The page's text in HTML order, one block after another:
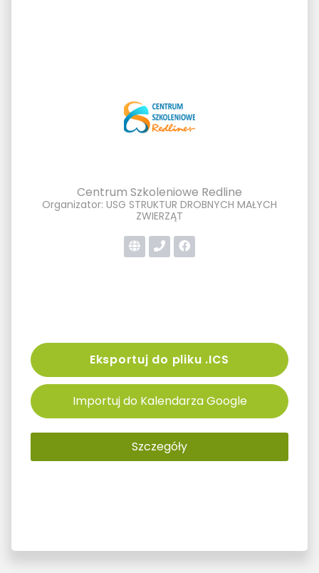
Centrum Szkoleniowe Redline
Organizator: USG STRUKTUR DROBNYCH MAŁYCH
ZWIERZĄT
Eksportuj do pliku .ICS
Importuj do Kalendarza Google
Szczegóły